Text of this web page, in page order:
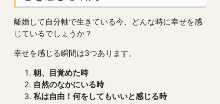
離婚して自分軸で生きている今、どんな時に幸せを感
じているでしょうか？
幸せを感じる瞬間は3つあります。
朝、目覚めた時
自然のなかにいる時
私は自由！何をしてもいいと感じる時